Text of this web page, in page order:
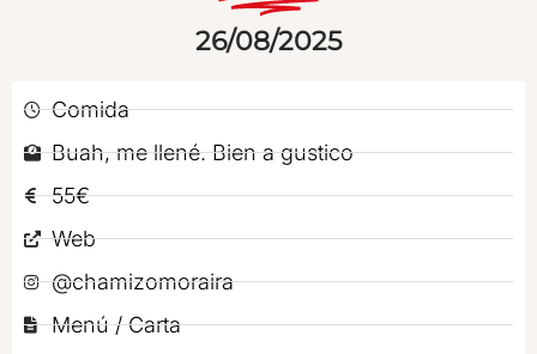
26/08/2025
Comida
Buah, me llené. Bien a gustico
55€
Web
@chamizomoraira
Menú / Carta